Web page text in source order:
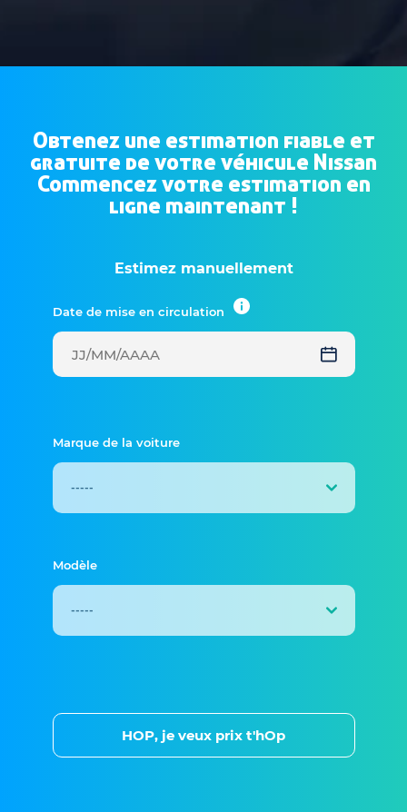
Obtenez une estimation fiable et
gratuite de votre véhicule Nissan
Commencez votre estimation en
ligne maintenant !
Estimez manuellement
Date de mise en circulation
Marque de la voiture
Modèle
HOP, je veux prix t'hOp